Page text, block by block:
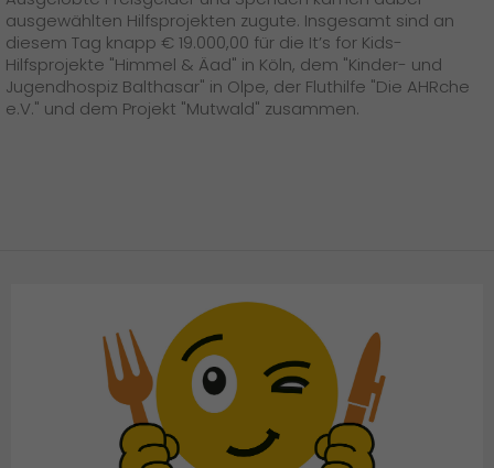
Pressematerial
GO! Pressekontakt
ausgewählten Hilfsprojekten zugute. Insgesamt sind an
diesem Tag knapp € 19.000,00 für die It’s for Kids-
Hilfsprojekte "Himmel & Äad" in Köln, dem "Kinder- und
Jugendhospiz Balthasar" in Olpe, der Fluthilfe "Die AHRche
e.V." und dem Projekt "Mutwald" zusammen.